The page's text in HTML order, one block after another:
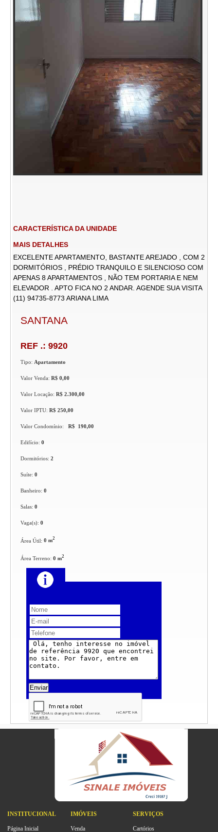
CARACTERÍSTICA DA UNIDADE
MAIS DETALHES
EXCELENTE APARTAMENTO, BASTANTE AREJADO , COM 2
DORMITÓRIOS , PRÉDIO TRANQUILO E SILENCIOSO COM
APENAS 8 APARTAMENTOS , NÃO TEM PORTARIA E NEM
ELEVADOR . APTO FICA NO 2 ANDAR. AGENDE SUA VISITA
(11) 94735-8773 ARIANA LIMA
SANTANA
REF .: 9920
Tipo: Apartamento
Valor Venda:R$ 0,00
Valor Locação:R$ 2.300,00
Valor IPTU:R$ 250,00
Valor Condomínio: R$ 190,00
Edifício:0
Dormitórios:2
Suíte:0
Banheiro:0
Salas:0
Vaga(s):0
Área Útil:0 m2
Área Terreno:0 m2
Enviar
INSTITUCIONAL
Página Inicial
IMÓVEIS
Venda
SERVIÇOS
Cartórios